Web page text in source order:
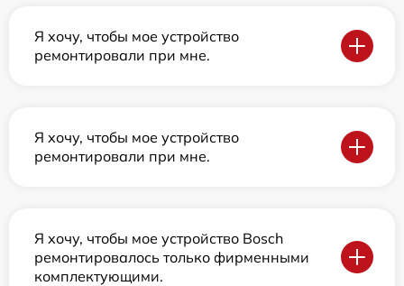
Я хочу, чтобы мое устройство
ремонтировали при мне.
Я хочу, чтобы мое устройство
ремонтировали при мне.
Я хочу, чтобы мое устройство Bosch
ремонтировалось только фирменными
комплектующими.